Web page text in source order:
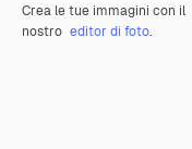
Crea le tue immagini con il
nostro editor di foto.